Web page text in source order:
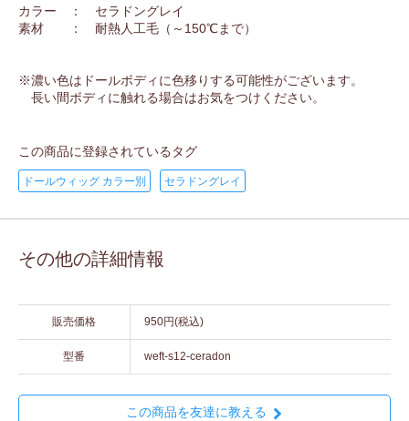
カラー ： セラドングレイ
素材 ： 耐熱人工毛（～150℃まで）
※濃い色はドールボディに色移りする可能性がございます。
長い間ボディに触れる場合はお気をつけください。
この商品に登録されているタグ
ドールウィッグ カラー別 セラドングレイ
その他の詳細情報
販売価格 950円(税込)
型番 weft-s12-ceradon
この商品を友達に教える